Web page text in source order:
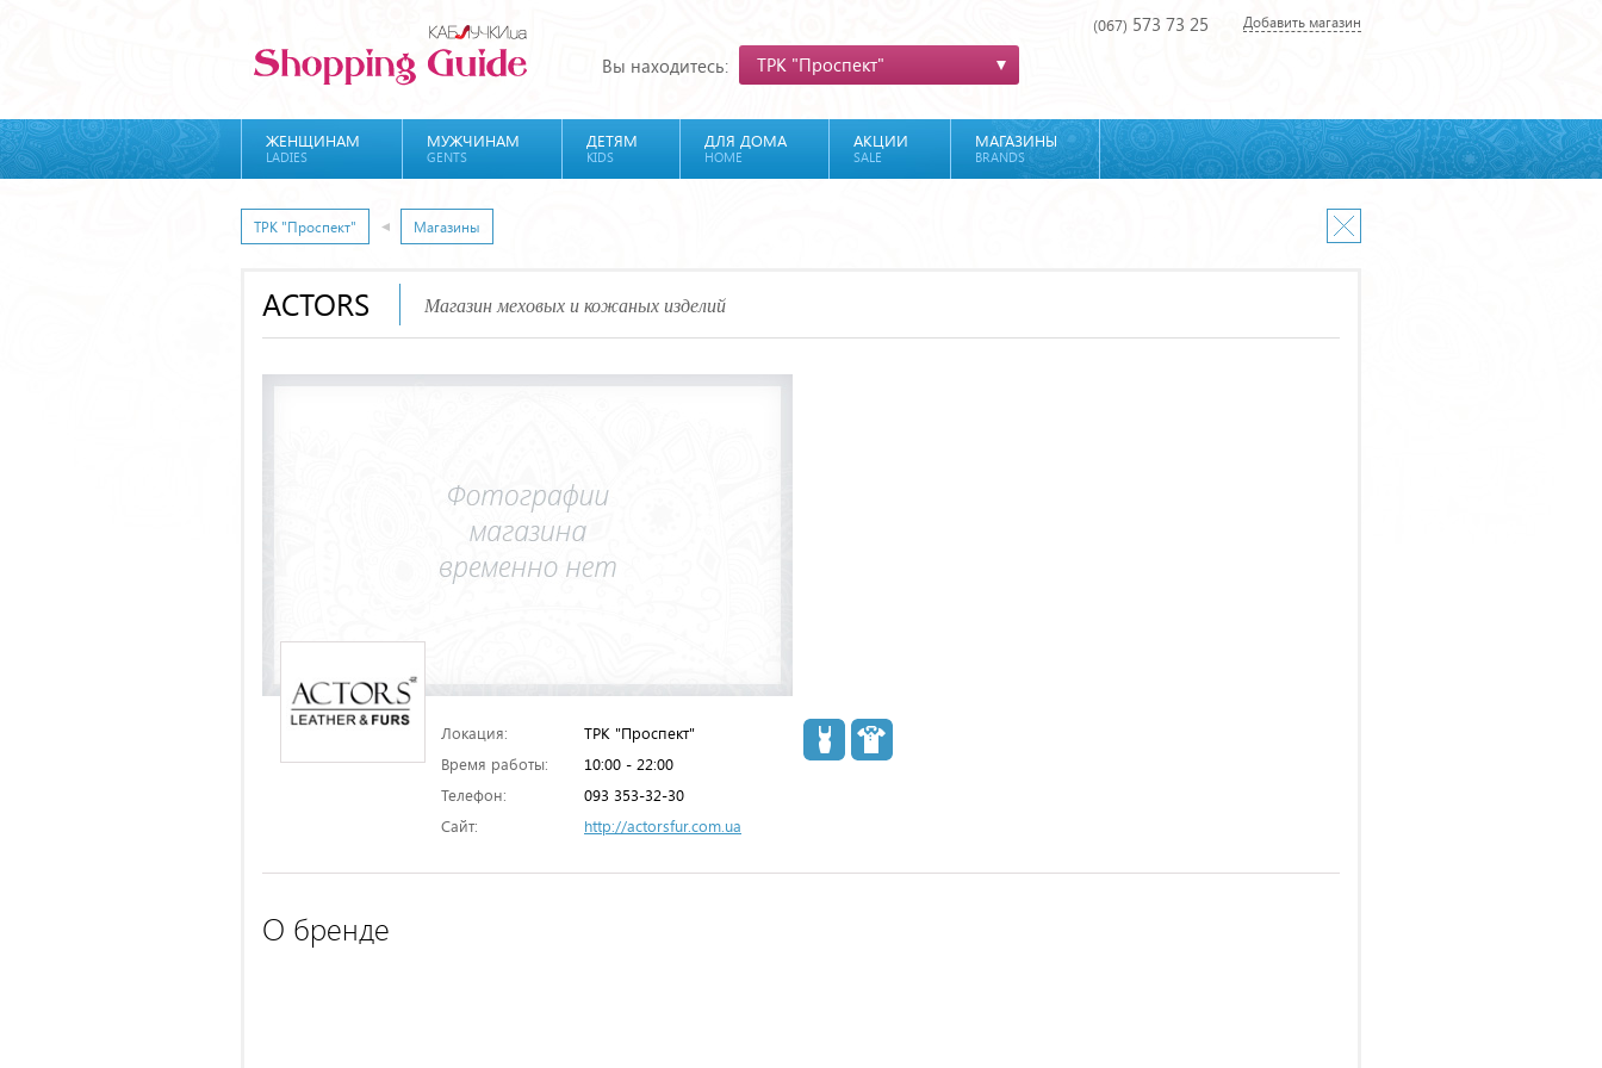
Вы находитесь: ТРК "Проспект"
(067) 573 73 25 Добавить магазин
ЖЕНЩИНАМ
LADIES
МУЖЧИНАМ
GENTS
ДЕТЯМ
KIDS
ДЛЯ ДОМА
HOME
АКЦИИ
SALE
МАГАЗИНЫ
BRANDS
ТРК "Проспект" Магазины
ACTORS Магазин меховых и кожаных изделий
Локация:
ТРК "Проспект"
Время работы:
10:00 - 22:00
Телефон:
093 353-32-30
Сайт:
http://actorsfur.com.ua
О бренде